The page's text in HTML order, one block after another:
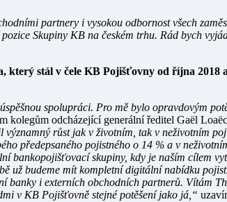
partnery i vysokou odbornost všech
Skupiny KB na českém trhu. Rád bych
stál v čele KB Pojišťovny od října 2018
spolupráci. Pro mě bylo opravdovým
kolegům odcházející generální ředitel Gaël
růst jak v životním, tak v neživotním
předepsaného pojistného o 14 % a v
bankopojišťovací skupiny, kdy je naším cílem
už budeme mít kompletní digitální nabídku
banky i externích obchodních partnerů. Vítám
v KB Pojišťovně stejné potěšení jako já,“